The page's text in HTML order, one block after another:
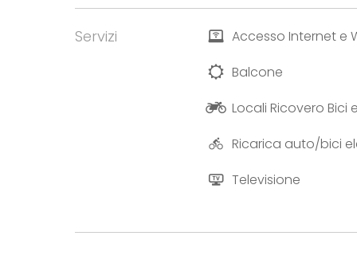
Servizi
Accesso Internet e
Balcone
Locali Ricovero Bici
Ricarica auto/bici
Televisione